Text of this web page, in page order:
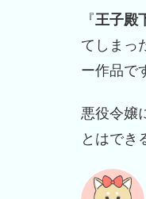
『王子殿
てしまっ
ー作品で
悪役令嬢
とはでき